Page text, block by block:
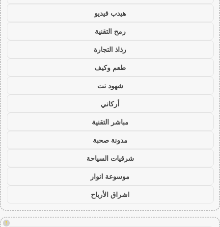
هيدب فيديو
رمح التقنية
رذاذ التجارة
طعم وكيف
شهود نت
أركاني
مباشر التقنية
مدونة صحبة
شرقيات السياحة
موسوعة انوار
اشراق الأرباح
!